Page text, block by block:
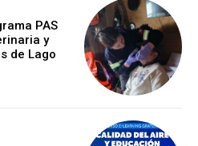
PAS
y
de Lago